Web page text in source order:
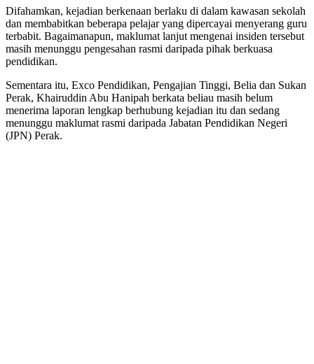
Difahamkan, kejadian berkenaan berlaku di dalam kawasan sekolah
dan membabitkan beberapa pelajar yang dipercayai menyerang guru
terbabit. Bagaimanapun, maklumat lanjut mengenai insiden tersebut
masih menunggu pengesahan rasmi daripada pihak berkuasa
pendidikan.
Sementara itu, Exco Pendidikan, Pengajian Tinggi, Belia dan Sukan
Perak, Khairuddin Abu Hanipah berkata beliau masih belum
menerima laporan lengkap berhubung kejadian itu dan sedang
menunggu maklumat rasmi daripada Jabatan Pendidikan Negeri
(JPN) Perak.